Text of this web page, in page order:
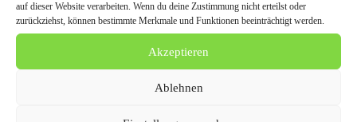
auf dieser Website verarbeiten. Wenn du deine Zustimmung nicht erteilst oder
zurückziehst, können bestimmte Merkmale und Funktionen beeinträchtigt werden.
Akzeptieren
Ablehnen
weitere Pressemeldungen überAutoankauf Wassenberg
Autoankauf Wassenberg bemüht sich um eine
Presseverteiler CarPr.de | Auto News | Automagazin